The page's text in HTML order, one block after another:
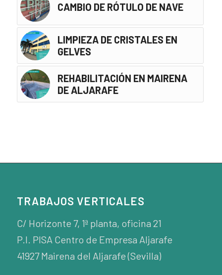
CAMBIO DE RÓTULO DE NAVE
LIMPIEZA DE CRISTALES EN
GELVES
REHABILITACIÓN EN MAIRENA
DE ALJARAFE
TRABAJOS VERTICALES
C/ Horizonte 7, 1ª planta, oficina 21
P.I. PISA Centro de Empresa Aljarafe
41927 Mairena del Aljarafe (Sevilla)